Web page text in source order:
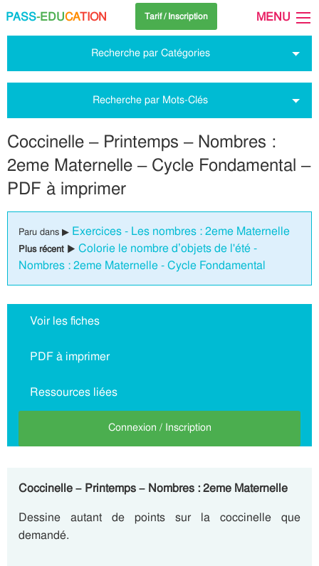
PASS-EDUCATION Tarif / Inscription MENU
Recherche par Catégories
Recherche par Mots-Clés
Coccinelle – Printemps – Nombres :
2eme Maternelle – Cycle Fondamental –
PDF à imprimer
Paru dans ▶ Exercices - Les nombres : 2eme Maternelle
Plus récent ▶ Colorie le nombre d’objets de l'été -
Nombres : 2eme Maternelle - Cycle Fondamental
Voir les fiches
PDF à imprimer
Ressources liées
Connexion / Inscription
Coccinelle – Printemps – Nombres : 2eme Maternelle
Dessine autant de points sur la coccinelle que
demandé.